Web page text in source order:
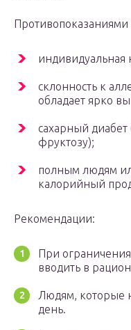
индивидуальная
склонность к
обладает ярко
сахарный
фруктозу);
полным людям
калорийный
Рекомендации:
При
вводить в
Людям, которые
день.